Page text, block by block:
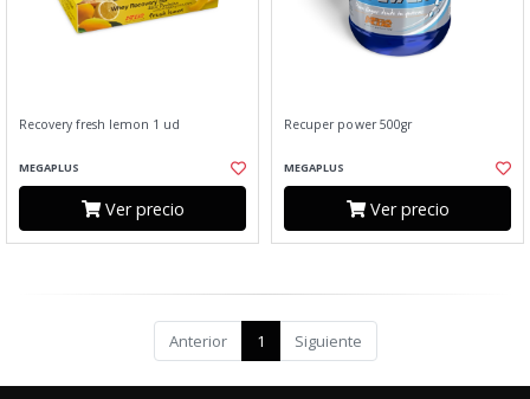
Recovery fresh lemon 1 ud
MEGAPLUS
Ver precio
Recuper power 500gr
MEGAPLUS
Ver precio
Anterior 1 Siguiente